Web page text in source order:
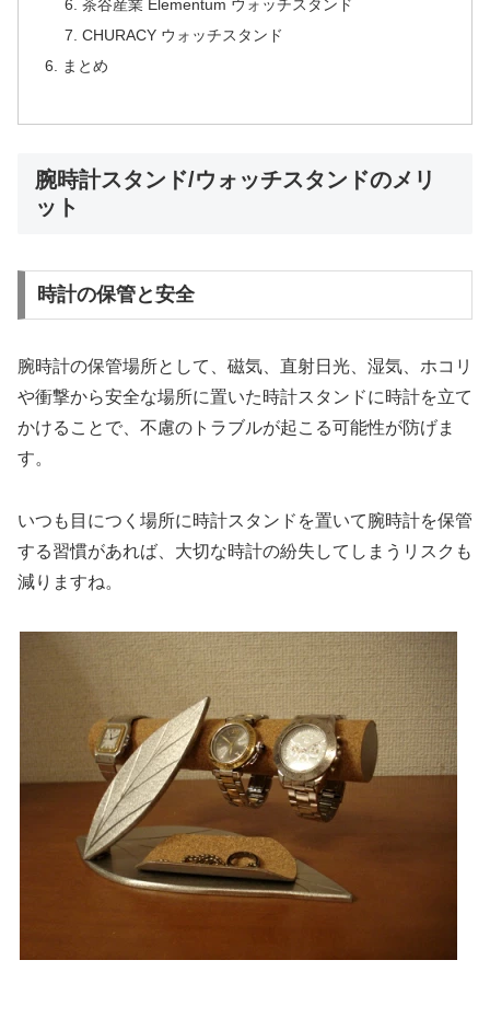
茶谷産業 Elementum ウォッチスタンド
CHURACY ウォッチスタンド
まとめ
腕時計スタンド/ウォッチスタンドのメリ
ット
時計の保管と安全
腕時計の保管場所として、磁気、直射日光、湿気、ホコリ
や衝撃から安全な場所に置いた時計スタンドに時計を立て
かけることで、不慮のトラブルが起こる可能性が防げま
す。
いつも目につく場所に時計スタンドを置いて腕時計を保管
する習慣があれば、大切な時計の紛失してしまうリスクも
減りますね。